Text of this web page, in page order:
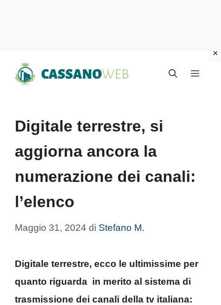
Menu
Digitale terrestre, si
aggiorna ancora la
numerazione dei canali:
l’elenco
Maggio 31, 2024 di Stefano M.
Digitale terrestre, ecco le ultimissime per
quanto riguarda in merito al sistema di
trasmissione dei canali della tv italiana: